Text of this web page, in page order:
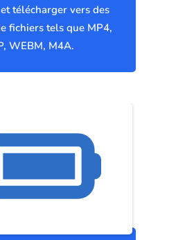
télécharger vers des
fichiers tels que MP4,
WEBM, M4A.